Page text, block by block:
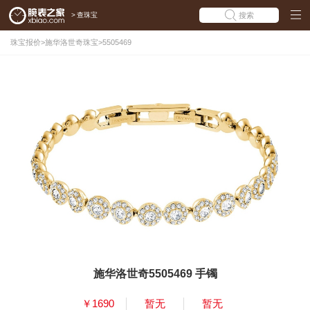
> 查珠宝 搜索
珠宝报价>施华洛世奇珠宝>5505469
施华洛世奇5505469 手镯
￥1690 暂无 暂无